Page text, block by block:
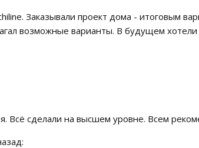
Заказывали проект дома - итоговым
возможные варианты. В будущем
Всё сделали на высшем уровне. Всем